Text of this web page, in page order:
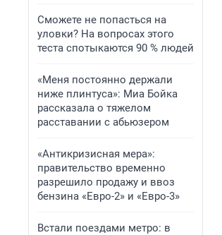
Сможете не попасться на
уловки? На вопросах этого
теста спотыкаются 90 % людей
«Меня постоянно держали
ниже плинтуса»: Миа Бойка
рассказала о тяжелом
расставании с абьюзером
«Антикризисная мера»:
правительство временно
разрешило продажу и ввоз
бензина «Евро-2» и «Евро-3»
Встали поездами метро: в